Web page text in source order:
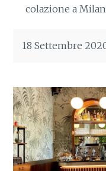
colazione a
18 Settembre